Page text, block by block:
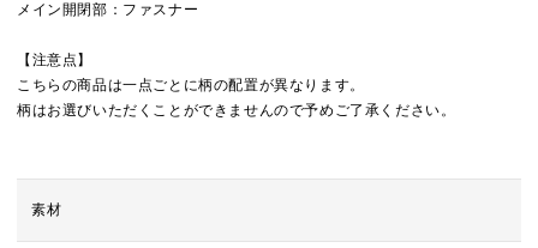
メイン開閉部：ファスナー
【注意点】
こちらの商品は一点ごとに柄の配置が異なります。
柄はお選びいただくことができませんので予めご了承ください。
素材